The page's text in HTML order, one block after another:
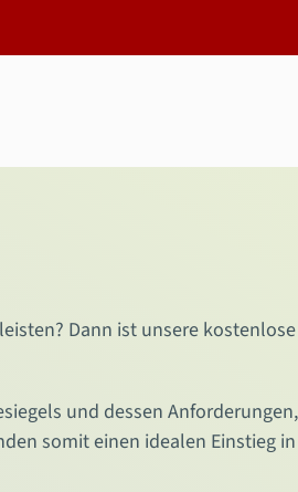
Dann ist unsere
und dessen
somit einen idealen Einstieg